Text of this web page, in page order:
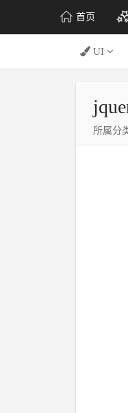
首页
UI
所属分